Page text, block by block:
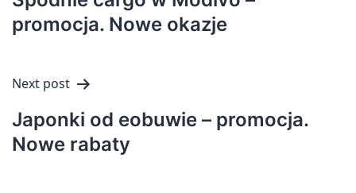
promocja. Nowe okazje
Next post
Japonki od eobuwie – promocja.
Nowe rabaty